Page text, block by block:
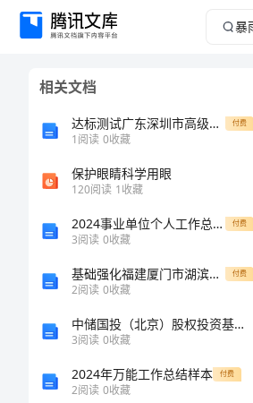
暴
相关文档
达标测试广东深圳市高级中学数学七年级上册第四单元几何图形初步同步训练试卷（含答案详解） 付费
1阅读 0收藏
保护眼睛科学用眼
120阅读 1收藏
2024事业单位个人工作总结样本 付费
3阅读 0收藏
基础强化福建厦门市湖滨中学物理北师大版八年级（下册）常见的光学仪器章节测评试题 付费
2阅读 0收藏
中储国投（北京）股权投资基金管理有限公司介绍企业发展分析报告
3阅读 0收藏
2024年万能工作总结样本 付费
2阅读 0收藏